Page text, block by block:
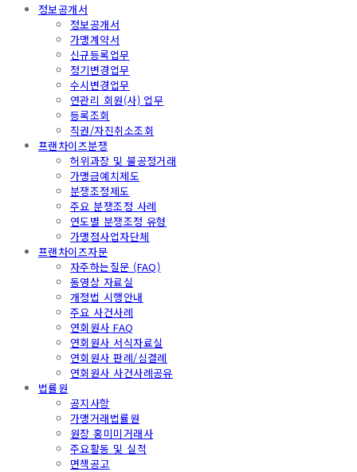
정보공개서
정보공개서
가맹계약서
신규등록업무
정기변경업무
수시변경업무
연관리 회원(사) 업무
등록조회
직권/자진취소조회
프랜차이즈분쟁
허위과장 및 불공정거래
가맹금예치제도
분쟁조정제도
주요 분쟁조정 사례
연도별 분쟁조정 유형
가맹점사업자단체
프랜차이즈자문
자주하는질문 (FAQ)
동영상 자료실
개정법 시행안내
주요 사건사례
연회원사 FAQ
연회원사 서식자료실
연회원사 판례/심결례
연회원사 사건사례공유
법률원
공지사항
가맹거래법률원
원장 홍미미거래사
주요활동 및 실적
면책공고